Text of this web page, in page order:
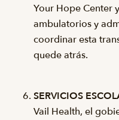
Your Hope Center
ambulatorios y
coordinar esta
quede atrás.
SERVICIOS
Vail Health, el